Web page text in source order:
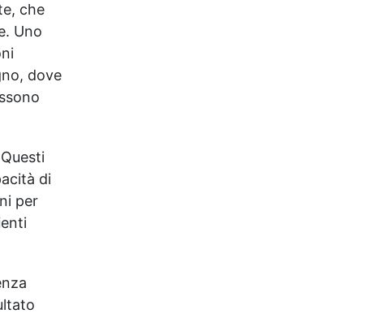
semplice ruolo o pennello🔹
calpestabile il giorno
che
Uno
dove
di
per